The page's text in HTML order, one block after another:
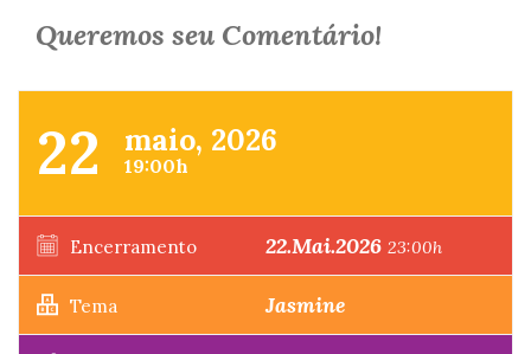
Queremos seu Comentário!
22 maio, 2026
19:00h
Encerramento 22.Mai.2026 23:00h
Tema Jasmine